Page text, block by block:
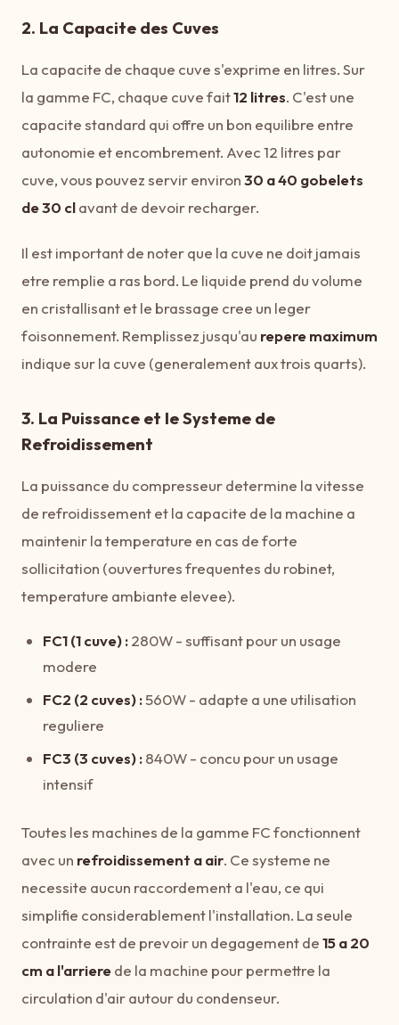
2. La Capacite des Cuves
La capacite de chaque cuve s'exprime en litres. Sur
la gamme FC, chaque cuve fait12 litres. C'est une
capacite standard qui offre un bon equilibre entre
autonomie et encombrement. Avec 12 litres par
cuve, vous pouvez servir environ30 a 40 gobelets
de 30 clavant de devoir recharger.
Il est important de noter que la cuve ne doit jamais
etre remplie a ras bord. Le liquide prend du volume
en cristallisant et le brassage cree un leger
foisonnement. Remplissez jusqu'au repere maximum
indique sur la cuve (generalement aux trois quarts).
3. La Puissance et le Systeme de
Refroidissement
La puissance du compresseur determine la vitesse
de refroidissement et la capacite de la machine a
maintenir la temperature en cas de forte
sollicitation (ouvertures frequentes du robinet,
temperature ambiante elevee).
FC1 (1 cuve) :280W - suffisant pour un usage
modere
FC2 (2 cuves) :560W - adapte a une utilisation
reguliere
FC3 (3 cuves) :840W - concu pour un usage
intensif
Toutes les machines de la gamme FC fonctionnent
avec un refroidissement a air. Ce systeme ne
necessite aucun raccordement a l'eau, ce qui
simplifie considerablement l'installation. La seule
contrainte est de prevoir un degagement de15 a 20
cm a l'arrierede la machine pour permettre la
circulation d'air autour du condenseur.